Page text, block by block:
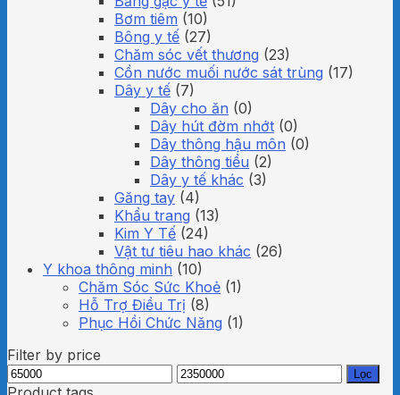
Bơm tiêm (10)
Bông y tế (27)
Chăm sóc vết thương (23)
Cồn nước muối nước sát trùng (17)
Dây y tế (7)
Dây cho ăn (0)
Dây hút đờm nhớt (0)
Dây thông hậu môn (0)
Dây thông tiểu (2)
Dây y tế khác (3)
Găng tay (4)
Khẩu trang (13)
Kim Y Tế (24)
Vật tư tiêu hao khác (26)
Y khoa thông minh (10)
Chăm Sóc Sức Khoẻ (1)
Hỗ Trợ Điều Trị (8)
Phục Hồi Chức Năng (1)
Filter by price
Giá
thấp
Giá
cao
Lọc